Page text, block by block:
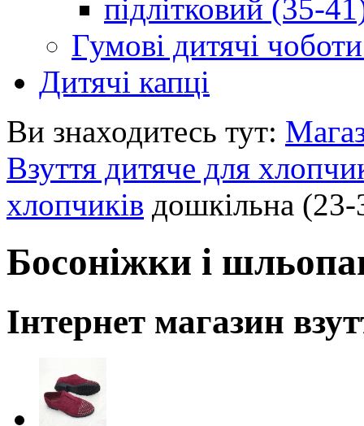
підлітковий (35-
Гумові дитячі
Дитячі капці
Ви знаходитесь тут:
Взуття дитяче для
хлопчиків дошкільна
Босоніжки і
Інтернет магазин